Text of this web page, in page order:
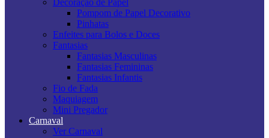
Decoração de Papel
Pompom de Papel Decorativo
Pinhatas
Enfeites para Bolos e Doces
Fantasias
Fantasias Masculinas
Fantasias Femininas
Fantasias Infantis
Fio de Fada
Maquiagem
Mini Pregador
Carnaval
Ver Carnaval